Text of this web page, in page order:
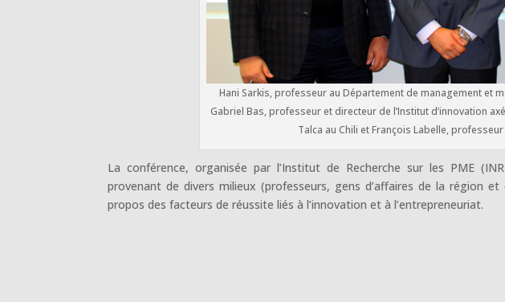
Hani Sarkis, professeur au Département de management et
Gabriel Bas, professeur et directeur de l’Institut d’innovation
Talca au Chili et François Labelle, professeur
La conférence, organisée par l’Institut de Recherche sur les PME
provenant de divers milieux (professeurs, gens d’affaires de la région
propos des facteurs de réussite liés à l’innovation et à l’entrepreneuriat.